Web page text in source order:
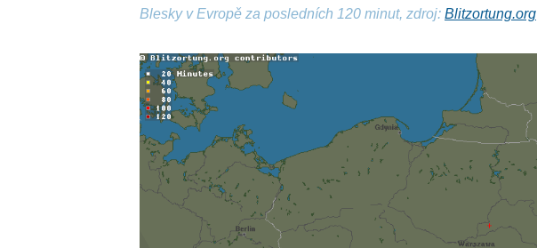
Blesky v Evropě za posledních 120 minut, zdroj:Blitzortung.org